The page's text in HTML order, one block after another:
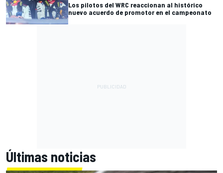
Los pilotos del WRC reaccionan al histórico
nuevo acuerdo de promotor en el campeonato
Últimas noticias